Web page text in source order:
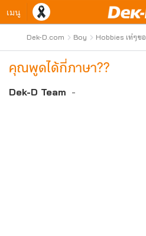
เมนู
Dek-D.com Boy
Hobbies เท่ๆของ
คุณพูดได้กี่ภาษา??
Dek-D Team -